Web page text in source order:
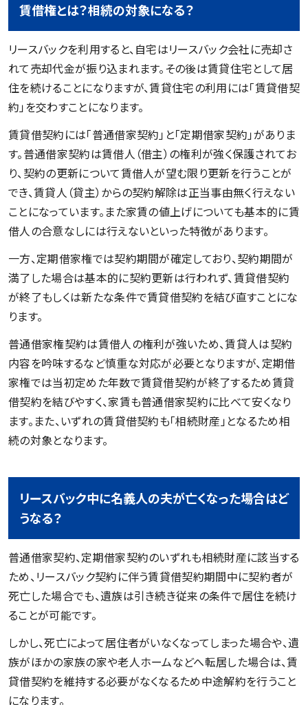
賃借権とは？相続の対象になる？
リースバックを利用すると、自宅はリースバック会社に売却さ
れて売却代金が振り込まれます。その後は賃貸住宅として居
住を続けることになりますが、賃貸住宅の利用には「賃貸借契
約」を交わすことになります。
賃貸借契約には「普通借家契約」と「定期借家契約」がありま
す。普通借家契約は賃借人（借主）の権利が強く保護されてお
り、契約の更新について賃借人が望む限り更新を行うことが
でき、賃貸人（貸主）からの契約解除は正当事由無く行えない
ことになっています。また家賃の値上げについても基本的に賃
借人の合意なしには行えないといった特徴があります。
一方、定期借家権では契約期間が確定しており、契約期間が
満了した場合は基本的に契約更新は行われず、賃貸借契約
が終了もしくは新たな条件で賃貸借契約を結び直すことにな
ります。
普通借家権契約は賃借人の権利が強いため、賃貸人は契約
内容を吟味するなど慎重な対応が必要となりますが、定期借
家権では当初定めた年数で賃貸借契約が終了するため賃貸
借契約を結びやすく、家賃も普通借家契約に比べて安くなり
ます。また、いずれの賃貸借契約も「相続財産」となるため相
続の対象となります。
リースバック中に名義人の夫が亡くなった場合はど
うなる？
普通借家契約、定期借家契約のいずれも相続財産に該当する
ため、リースバック契約に伴う賃貸借契約期間中に契約者が
死亡した場合でも、遺族は引き続き従来の条件で居住を続け
ることが可能です。
しかし、死亡によって居住者がいなくなってしまった場合や、遺
族がほかの家族の家や老人ホームなどへ転居した場合は、賃
貸借契約を維持する必要がなくなるため中途解約を行うこと
になります。